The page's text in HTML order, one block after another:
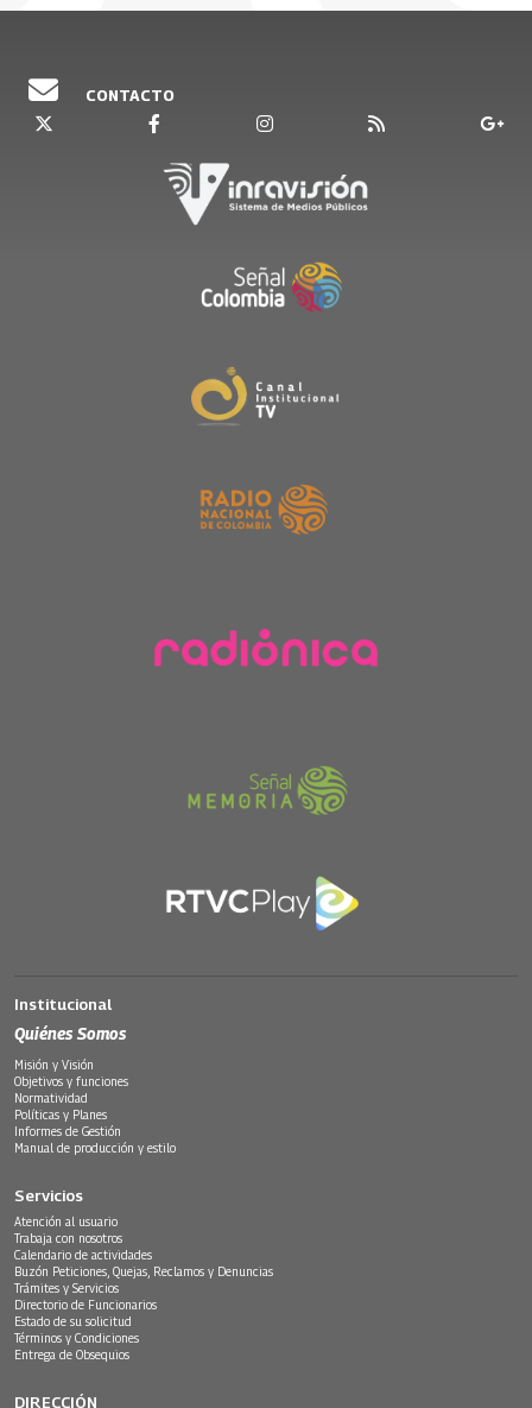
5:30 de la tarde.
CONTACTO
Institucional
Quiénes Somos
Misión y Visión
Objetivos y funciones
Normatividad
Políticas y Planes
Informes de Gestión
Manual de producción y estilo
Servicios
Atención al usuario
Trabaja con nosotros
Calendario de actividades
Buzón Peticiones, Quejas, Reclamos y Denuncias
Trámites y Servicios
Directorio de Funcionarios
Estado de su solicitud
Términos y Condiciones
Entrega de Obsequios
DIRECCIÓN